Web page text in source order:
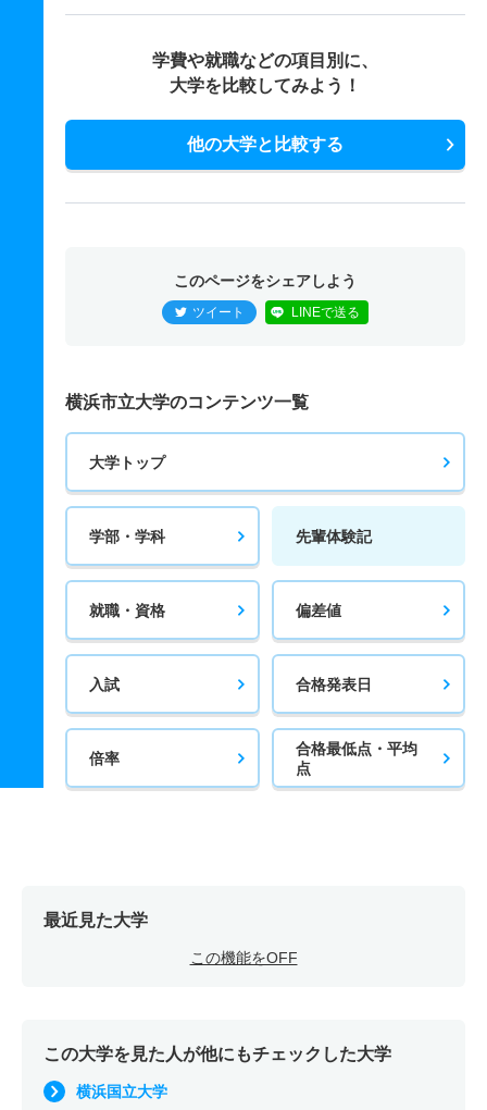
学費や就職などの項目別に、
大学を比較してみよう！
他の大学と比較する
このページをシェアしよう
ツイート LINEで送る
横浜市立大学のコンテンツ一覧
大学トップ
学部・学科 先輩体験記
就職・資格 偏差値
入試 合格発表日
倍率
合格最低点・平均
点
最近見た大学
この機能をOFF
この大学を見た人が他にもチェックした大学
横浜国立大学